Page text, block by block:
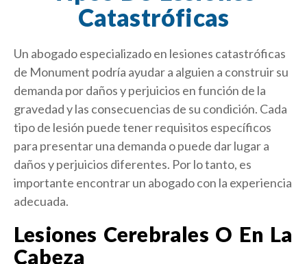
Catastróficas
Un abogado especializado en lesiones catastróficas
de Monument podría ayudar a alguien a construir su
demanda por daños y perjuicios en función de la
gravedad y las consecuencias de su condición. Cada
tipo de lesión puede tener requisitos específicos
para presentar una demanda o puede dar lugar a
daños y perjuicios diferentes. Por lo tanto, es
importante encontrar un abogado con la experiencia
adecuada.
Lesiones Cerebrales O En La
Cabeza